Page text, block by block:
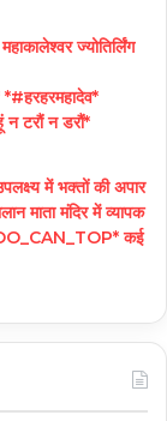
ज्योतिर्लिंग
न टरौं न डरौं*
में भक्तों की अपार
माता मंदिर में व्यापक
कई